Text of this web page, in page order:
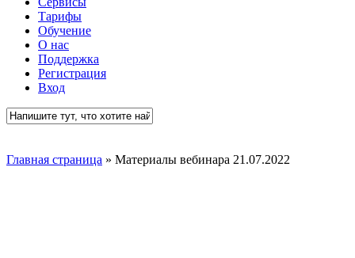
Тарифы
Обучение
О нас
Поддержка
Регистрация
Вход
Главная страница » Материалы вебинара 21.07.2022